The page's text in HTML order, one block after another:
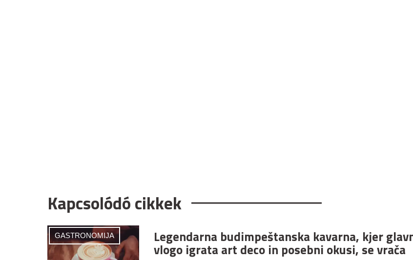
Kapcsolódó cikkek
GASTRONOMIJA Legendarna budimpeštanska kavarna, kjer
vlogo igrata art deco in posebni okusi, se vrača